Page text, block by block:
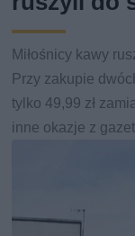
Miłośnicy kawy
Przy zakupie
tylko 49,99 zł
inne okazje z